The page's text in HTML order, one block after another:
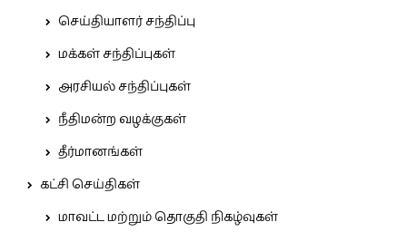
செய்தியாளர் சந்திப்பு
மக்கள் சந்திப்புகள்
அரசியல் சந்திப்புகள்
நீதிமன்ற வழக்குகள்
தீர்மானங்கள்
கட்சி செய்திகள்
மாவட்ட மற்றும் தொகுதி நிகழ்வுகள்